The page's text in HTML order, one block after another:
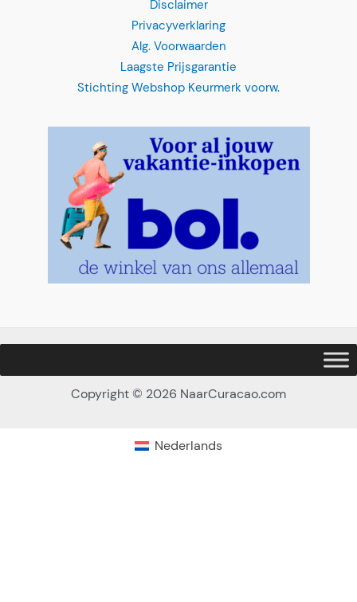
Alg. Voorwaarden
Laagste Prijsgarantie
Stichting Webshop Keurmerk voorw.
Copyright © 2026 NaarCuracao.com